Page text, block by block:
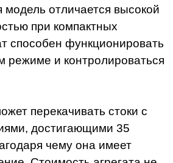
модель отличается высокой
при компактных
способен функционировать
режиме и контролироваться
перекачивать стоки с
достигающими 35
чему она имеет